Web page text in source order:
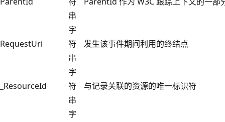
串
RequestUri
字
符
串
发生该事件期间利用的终结点
_ResourceId
字
符
串
与记录关联的资源的唯一标识符
字